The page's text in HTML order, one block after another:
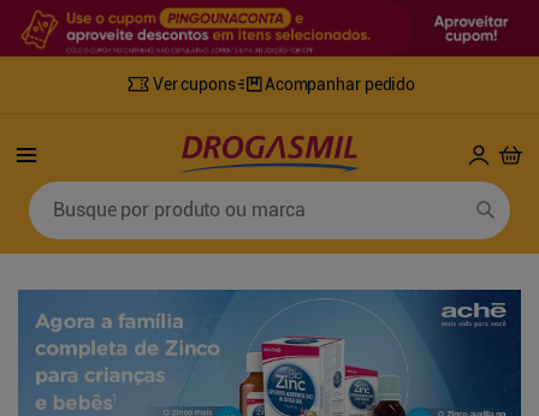
Ver cupons Acompanhar pedido
Busque por produto ou marca
Termos mais buscados
retinol
4º
fralda geriatrica
5º mounjaro
8º
9º
fralda xg
10º shampoo